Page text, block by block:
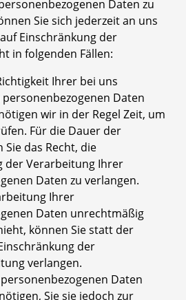
Daten zu
Sie sich jederzeit an uns
Einschränkung der
in folgenden Fällen:
Ihrer bei uns
Daten
wir in der Regel Zeit, um
Für die Dauer der
das Recht, die
der Verarbeitung Ihrer
Daten zu verlangen.
Ihrer
Daten unrechtmäßig
können Sie statt der
der
verlangen.
Daten
Sie sie jedoch zur